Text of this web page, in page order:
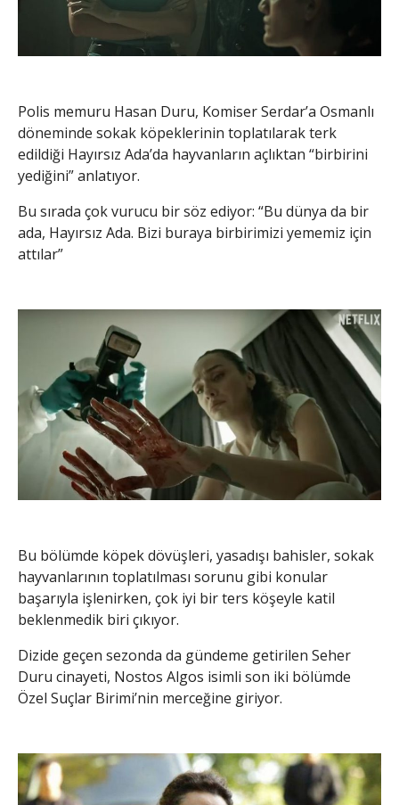
Polis memuru Hasan Duru, Komiser Serdar’a Osmanlı
döneminde sokak köpeklerinin toplatılarak terk
edildiği Hayırsız Ada’da hayvanların açlıktan “birbirini
yediğini” anlatıyor.
Bu sırada çok vurucu bir söz ediyor: “Bu dünya da bir
ada, Hayırsız Ada. Bizi buraya birbirimizi yememiz için
attılar”
Bu bölümde köpek dövüşleri, yasadışı bahisler, sokak
hayvanlarının toplatılması sorunu gibi konular
başarıyla işlenirken, çok iyi bir ters köşeyle katil
beklenmedik biri çıkıyor.
Dizide geçen sezonda da gündeme getirilen Seher
Duru cinayeti, Nostos Algos isimli son iki bölümde
Özel Suçlar Birimi’nin merceğine giriyor.